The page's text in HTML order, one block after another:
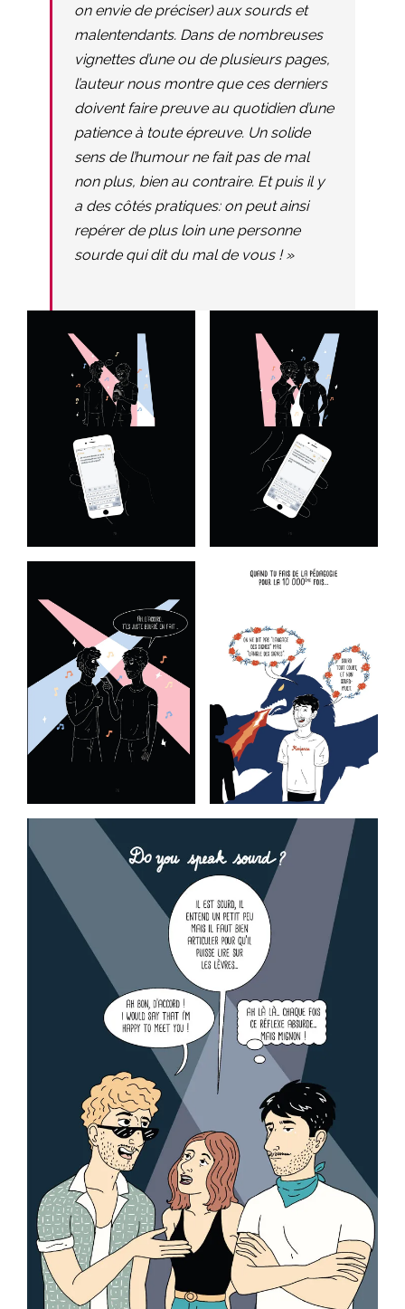
on envie de préciser) aux sourds et
malentendants. Dans de nombreuses
vignettes d’une ou de plusieurs pages,
l’auteur nous montre que ces derniers
doivent faire preuve au quotidien d’une
patience à toute épreuve. Un solide
sens de l’humour ne fait pas de mal
non plus, bien au contraire. Et puis il y
a des côtés pratiques: on peut ainsi
repérer de plus loin une personne
sourde qui dit du mal de vous ! »